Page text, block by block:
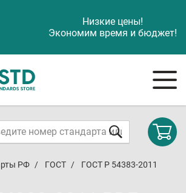
Низкие цены!
Экономим время и бюджет!
РФ ГОСТ ГОСТ Р 54383-2011